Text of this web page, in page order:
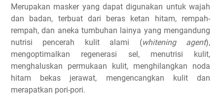
Merupakan masker yang dapat digunakan untuk wajah
dan badan, terbuat dari beras ketan hitam, rempah-
rempah, dan aneka tumbuhan lainya yang mengandung
nutrisi pencerah kulit alami (whitening agent),
mengoptimalkan regenerasi sel, menutrisi kulit,
menghaluskan permukaan kulit, menghilangkan noda
hitam bekas jerawat, mengencangkan kulit dan
merapatkan pori-pori.